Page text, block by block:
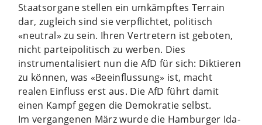
Staatsorgane stellen ein umkämpftes Terrain
dar, zugleich sind sie verpflichtet, politisch
«neutral» zu sein. Ihren Vertretern ist geboten,
nicht parteipolitisch zu werben. Dies
instrumentalisiert nun die AfD für sich: Diktieren
zu können, was «Beeinflussung» ist, macht
realen Einfluss erst aus. Die AfD führt damit
einen Kampf gegen die Demokratie selbst.
Im vergangenen März wurde die Hamburger Ida-